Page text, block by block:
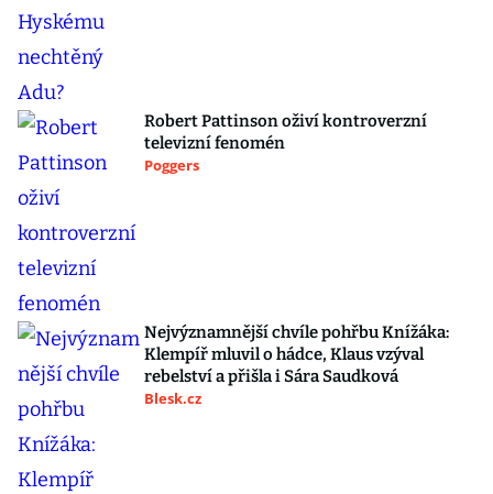
Robert Pattinson oživí kontroverzní
televizní fenomén
Poggers
Nejvýznamnější chvíle pohřbu Knížáka:
Klempíř mluvil o hádce, Klaus vzýval
rebelství a přišla i Sára Saudková
Blesk.cz